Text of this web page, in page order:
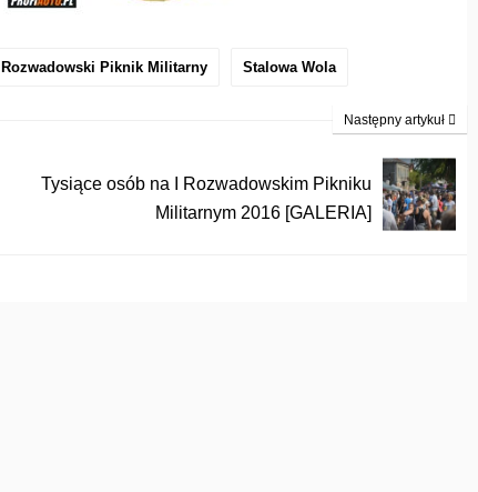
Rozwadowski Piknik Militarny Stalowa Wola
Następny artykuł
Tysiące osób na I Rozwadowskim Pikniku
Militarnym 2016 [GALERIA]